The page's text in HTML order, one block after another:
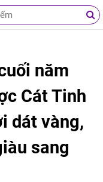
năm
Cát Tinh
dát vàng,
sang